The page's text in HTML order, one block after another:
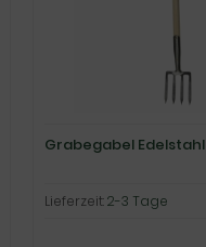
Grabegabel Edelstahl
Lieferzeit:2-3 Tage